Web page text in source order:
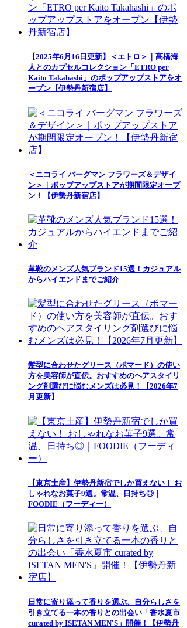
【2025年6月16日更新】＜エトロ＞｜髙橋海
人とのカプセルコレクション「ETRO per
Kaito Takahashi」のポップアップストアをオ
ープン【伊勢丹新宿店】
＜ニコライ バーグマン フラワーズ＆デザイ
ン＞｜ポップアップストアが期間限定オープ
ン！【伊勢丹新宿店】
革靴のメンズ人気ブランド15選！カジュアル
からハイエンドまでご紹介
髪型に合わせたグリース（ポマード）の使い
方を美容師が直伝。おすすめのヘアスタイリ
ング剤選びに悩むメンズは必見！【2026年7
月更新】
【東京土産】伊勢丹新宿でしか買えない！ お
しゃれなお菓子9選。常温、日持ち◎｜
FOODIE（フーディー）
日常に寄り添って香りを選ぶ、自分らしさを
引き立てる一本の香りとの出会い「香水夏市
curated by ISETAN MEN'S」開催！【伊勢丹